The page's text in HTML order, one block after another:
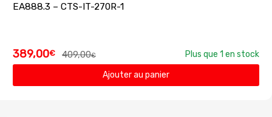
EA888.3 – CTS-IT-270R-1
409,00€
389,00€
Plus que 1 en stock
Ajouter au panier